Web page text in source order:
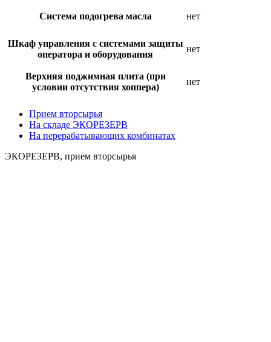
Система подогрева масла нет
Шкаф управления с системами защиты
оператора и оборудования
нет
Верхняя поджимная плита (при
условии отсутствия хоппера)
нет
Прием вторсырья
На складе ЭКОРЕЗЕРВ
На перерабатывающих комбинатах
ЭКОРЕЗЕРВ, прием вторсырья